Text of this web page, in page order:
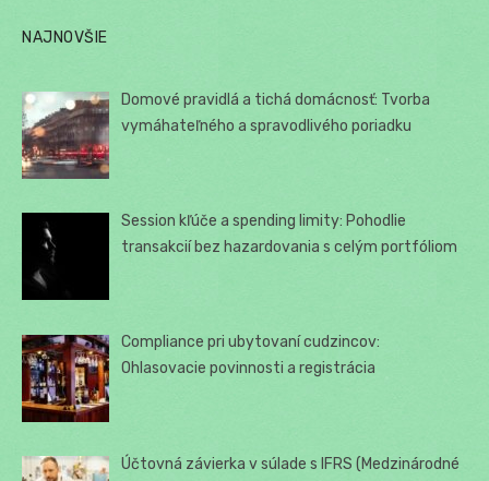
NAJNOVŠIE
Domové pravidlá a tichá domácnosť: Tvorba
vymáhateľného a spravodlivého poriadku
Session kľúče a spending limity: Pohodlie
transakcií bez hazardovania s celým portfóliom
Compliance pri ubytovaní cudzincov:
Ohlasovacie povinnosti a registrácia
Účtovná závierka v súlade s IFRS (Medzinárodné